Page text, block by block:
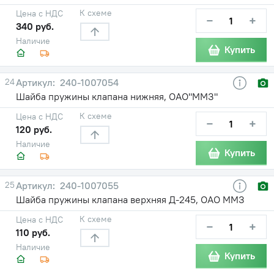
Наличие
Цена с НДС
340 руб.
К схеме − +
Купить
24
240-1007054
Шайба пружины клапана нижняя, ОАО"ММЗ"
Наличие
Цена с НДС
120 руб.
К схеме − +
Купить
25
240-1007055
Шайба пружины клапана верхняя Д-245, ОАО ММЗ
Наличие
Цена с НДС
110 руб.
К схеме − +
Купить